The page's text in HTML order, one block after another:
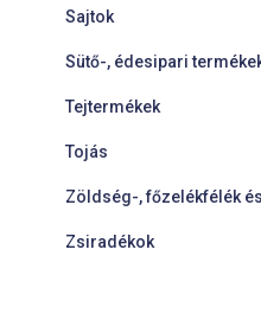
Sajtok
Sütő-, édesipari
Tejtermékek
Tojás
Zöldség-, főzelékfélék
Zsiradékok